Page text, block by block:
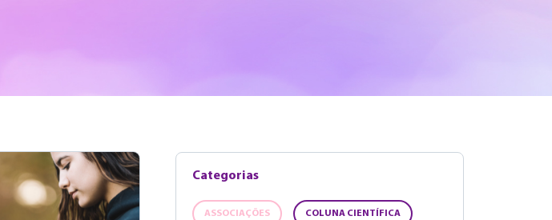
Categorias
ASSOCIAÇÕES COLUNA CIENTÍFICA